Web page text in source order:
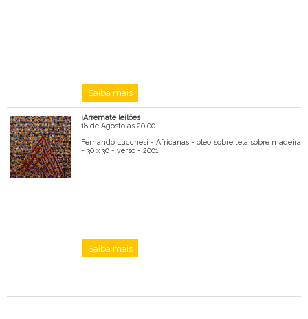
Saiba mais
iArremate leilões
18 de Agosto às 20:00
Fernando Lucchesi - Africanas - óleo sobre tela sobre madeira
- 30 x 30 - verso - 2001
Saiba mais